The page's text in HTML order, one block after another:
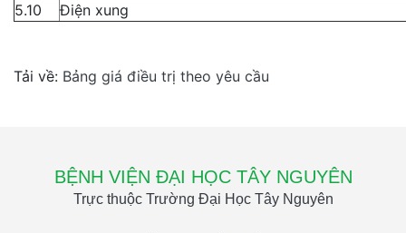
5.10
Điện xung
Tải về: Bảng giá điều trị theo yêu cầu
BỆNH VIỆN ĐẠI HỌC TÂY NGUYÊN
Trực thuộc Trường Đại Học Tây Nguyên